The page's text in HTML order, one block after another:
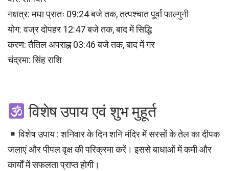
नक्षत्र: मघा प्रातः 09:24 बजे तक, तत्पश्चात पूर्वा फाल्गुनी
योग: वज्र दोपहर 12:47 बजे तक, बाद में सिद्धि
करण: तैतिल अपराह्न 03:46 बजे तक, बाद में गर
चंद्रमा: सिंह राशि
विशेष उपाय एवं शुभ मुहूर्त
विशेष उपाय : शनिवार के दिन शनि मंदिर में सरसों के तेल का दीपक
जलाएं और पीपल वृक्ष की परिक्रमा करें। इससे बाधाओं में कमी और
कार्यों में सफलता प्राप्त होगी।